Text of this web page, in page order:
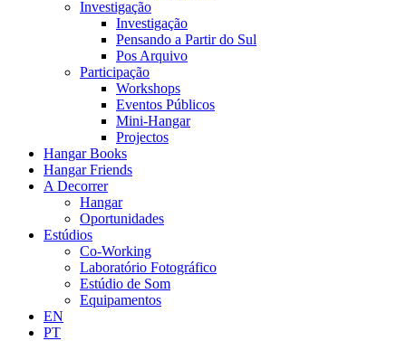
Investigação
Investigação
Pensando a Partir do Sul
Pos Arquivo
Participação
Workshops
Eventos Públicos
Mini-Hangar
Projectos
Hangar Books
Hangar Friends
A Decorrer
Hangar
Oportunidades
Estúdios
Co-Working
Laboratório Fotográfico
Estúdio de Som
Equipamentos
EN
PT